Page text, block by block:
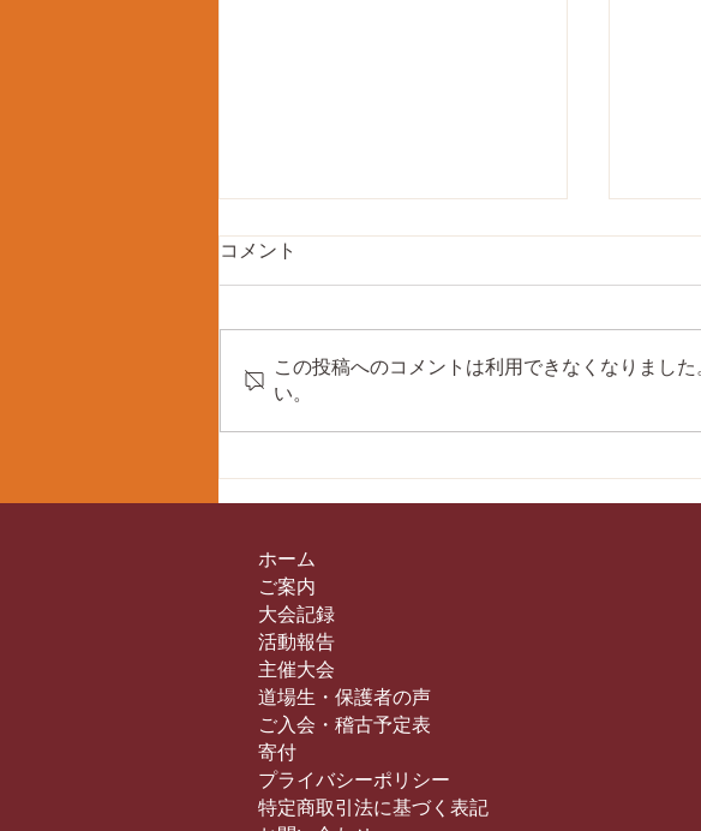
第43回双海剣道練成大会に
第28
コメント
この投稿へのコメントは利用できなくなりまし
い。
ホーム
ご案内
大会記録
活動報告
主催大会
道場生・保護者の声
ご入会・稽古予定表
寄付
プライバシーポリシー
特定商取引法に基づく表記